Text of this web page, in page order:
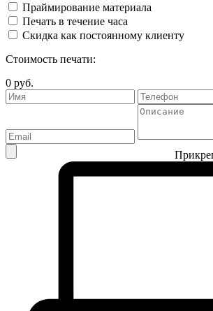
Праймирование материала
Печать в течение часа
Скидка как постоянному клиенту
Стоимость печати:
0 руб.